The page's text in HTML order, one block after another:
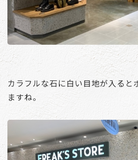
カラフルな石に白い目地が入ると
ますね。